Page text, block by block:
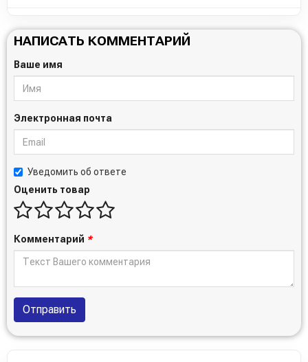
НАПИСАТЬ КОММЕНТАРИЙ
Ваше имя
Электронная почта
Уведомить об ответе
Оценить товар
Комментарий *
Отправить